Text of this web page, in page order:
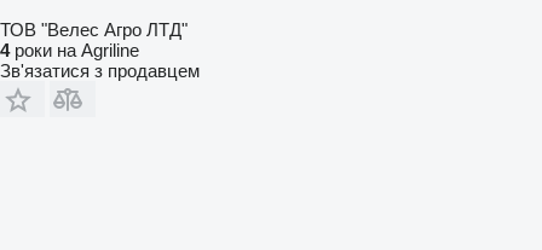
ТОВ "Велес Агро ЛТД"
4роки на Agriline
Зв'язатися з продавцем